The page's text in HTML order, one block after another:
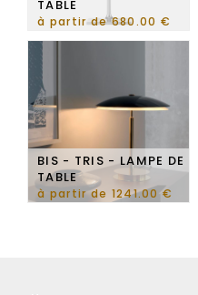
TABLE
à partir de 680.00 €
BIS - TRIS - LAMPE DE
TABLE
à partir de 1241.00 €